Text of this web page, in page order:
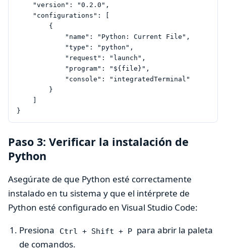
    "version": "0.2.0",
    "configurations": [
        {
            "name": "Python: Current File",
            "type": "python",
            "request": "launch",
            "program": "${file}",
            "console": "integratedTerminal"
        }
    ]
Paso 3: Verificar la instalación de
Python
Asegúrate de que Python esté correctamente
instalado en tu sistema y que el intérprete de
Python esté configurado en Visual Studio Code:
Presiona
Ctrl + Shift + P para abrir la paleta
de comandos.